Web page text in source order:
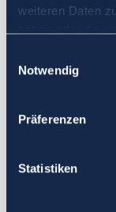
weiteren Daten
Notwendig
Präferenzen
Statistiken